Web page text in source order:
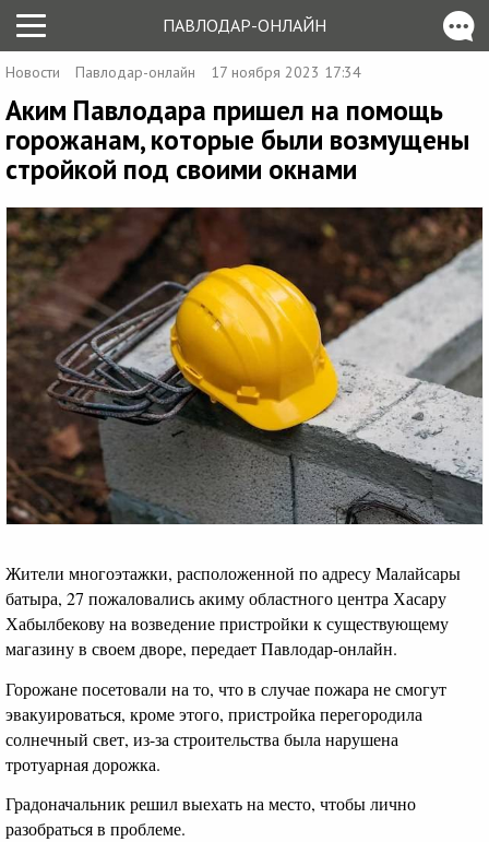
ПАВЛОДАР-ОНЛАЙН
Новости Павлодар-онлайн 17 ноября 2023 17:34
Аким Павлодара пришел на помощь
горожанам, которые были возмущены
стройкой под своими окнами
Жители многоэтажки, расположенной по адресу Малайсары
батыра, 27 пожаловались акиму областного центра Хасару
Хабылбекову на возведение пристройки к существующему
магазину в своем дворе, передает Павлодар-онлайн.
Горожане посетовали на то, что в случае пожара не смогут
эвакуироваться, кроме этого, пристройка перегородила
солнечный свет, из-за строительства была нарушена
тротуарная дорожка.
Градоначальник решил выехать на место, чтобы лично
разобраться в проблеме.